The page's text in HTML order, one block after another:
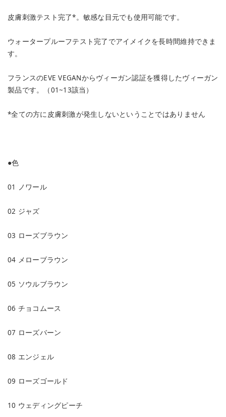
皮膚刺激テスト完了*。敏感な目元でも使用可能です。
ウォータープルーフテスト完了でアイメイクを長時間維持できま
す。
フランスのEVE VEGANからヴィーガン認証を獲得したヴィーガン
製品です。（01~13該当）
*全ての方に皮膚刺激が発生しないということではありません
●色
01 ノワール
02 ジャズ
03 ローズブラウン
04 メローブラウン
05 ソウルブラウン
06 チョコムース
07 ローズバーン
08 エンジェル
09 ローズゴールド
10 ウェディングピーチ